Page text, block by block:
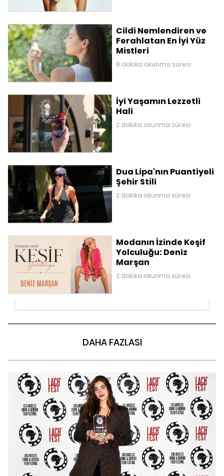
Cildi Nemlendiren ve
Ferahlatan En İyi Yüz
Mistleri
8 dakika okunma süresi
İyi Yaşamın Lezzetli
Hali
2 dakika okunma süresi
Dua Lipa'nın Puantiyeli
Şehir Stili
2 dakika okunma süresi
Modanın İzinde Keşif
Yolculuğu: Deniz
Marşan
2 dakika okunma süresi
DAHA FAZLASI